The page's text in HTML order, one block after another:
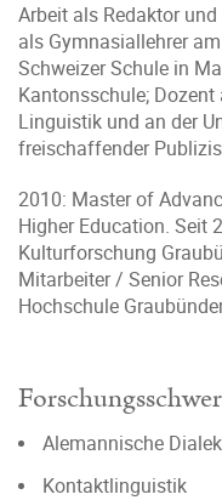
Arbeit als Redaktor
als Gymnasiallehrer
Schweizer Schule in
Kantonsschule;
Linguistik und an der
freischaffender
2010: Master of
Higher Education. Seit
Kulturforschung
Mitarbeiter / Senior
Hochschule
Alemannische
Kontaktlinguistik